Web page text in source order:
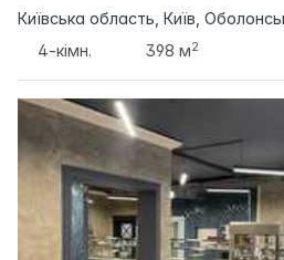
Київська область, Київ,
4-кімн.
398 м2